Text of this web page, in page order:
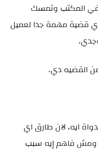
في المكتب وتمسك
قضية مهمة جدا لعميل
القضيه دي.
ايه، لان طارق اي
فاهم إيه سبب